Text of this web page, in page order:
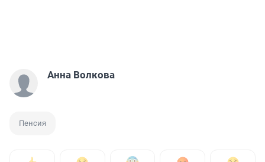
Анна Волкова
Пенсия